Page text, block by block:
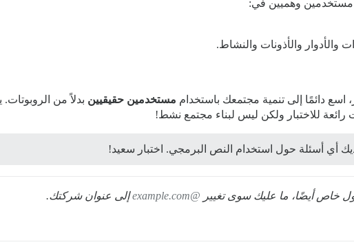
مستخدمين وهميين في:
والأدوار والأذونات والنشاط.
اسع دائمًا إلى تنمية مجتمعك باستخدام مستخدمين حقيقيين بدلاً من
رائعة للاختبار ولكن ليس لبناء مجتمع نشط!
أي أسئلة حول استخدام النص البرمجي. اختبار سعيد!
خاص أيضًا، ما عليك سوى تغيير @example.com إلى عنوان شركتك.